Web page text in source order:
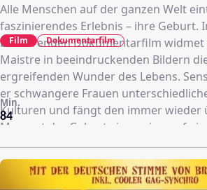
Alle Menschen auf der ganzen Welt
faszinierendes Erlebnis – ihre Geburt.
berührenden Dokumentarfilm widmet
Maistre in beeindruckenden Bildern
ergreifenden Wunder des Lebens.
er schwangere Frauen
Kulturen und fängt den immer wieder
Moment der Geburt ein – sei es auf
Entbindungsstation, im privaten
Delphinbecken, einer Wellblechhütte
nächtlichen Kälte der Wüste. In einer
84
Min.
Film Dokumentarfilm